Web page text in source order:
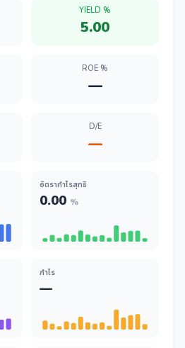
YIELD %
5.00
ROE %
—
D/E
—
อัตรากำไรสุทธิ
0.00 %
กำไร
—